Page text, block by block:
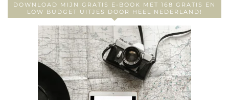
DOWNLOAD MIJN GRATIS E-BOOK MET 168 GRATIS EN
LOW BUDGET UITJES DOOR HEEL NEDERLAND!